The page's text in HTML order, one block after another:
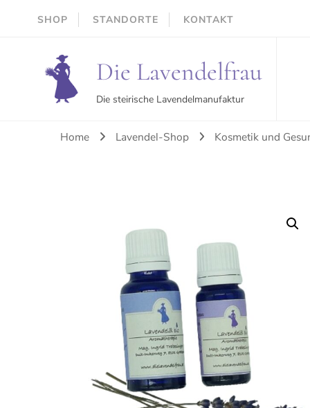
SHOP STANDORTE KONTAKT
Die Lavendelfrau
Die steirische Lavendelmanufaktur
Home Lavendel-Shop Kosmetik und